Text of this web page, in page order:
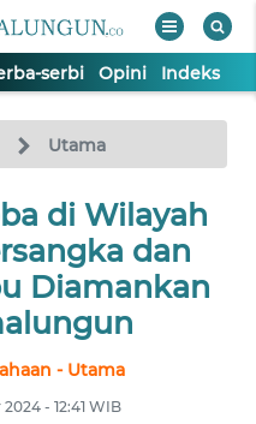
serbi Opini Indeks
Utama
di Wilayah
dan
Diamankan
- Utama
- 12:41 WIB